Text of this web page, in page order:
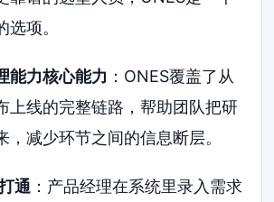
项。
能力核心能力 ：ONES覆盖了从
上线的完整链路，帮助团队把研
，减少环节之间的信息断层。
通 ：产品经理在系统里录入需求